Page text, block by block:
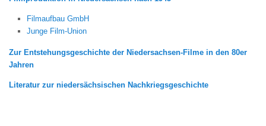
Filmaufbau GmbH
Junge Film-Union
Zur Entstehungsgeschichte der Niedersachsen-Filme in den 80er
Jahren
Literatur zur niedersächsischen Nachkriegsgeschichte